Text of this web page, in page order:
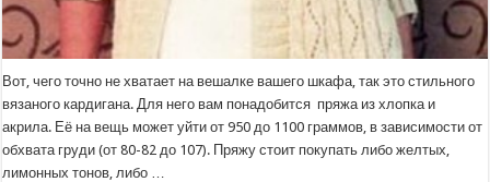
Вот, чего точно не хватает на вешалке вашего шкафа, так это стильного
вязаного кардигана. Для него вам понадобится пряжа из хлопка и
акрила. Её на вещь может уйти от 950 до 1100 граммов, в зависимости от
обхвата груди (от 80-82 до 107). Пряжу стоит покупать либо желтых,
лимонных тонов, либо …